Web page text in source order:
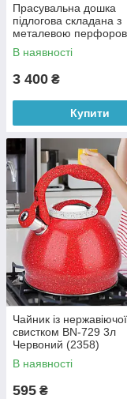
Прасувальна дошка
підлогова складана з
металевою
основою 140*38 см
NANO Темно-сірий
В наявності
3 400 ₴
Купити
Чайник із нержавіючої
свистком BN-729 3л
Червоний (2358)
В наявності
595 ₴